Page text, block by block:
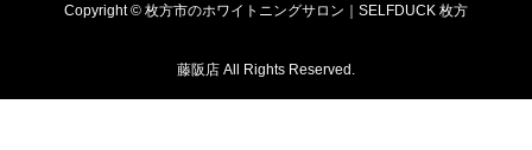
Copyright © 枚方市のホワイトニングサロン｜SELFDUCK 枚方
藤阪店 All Rights Reserved.